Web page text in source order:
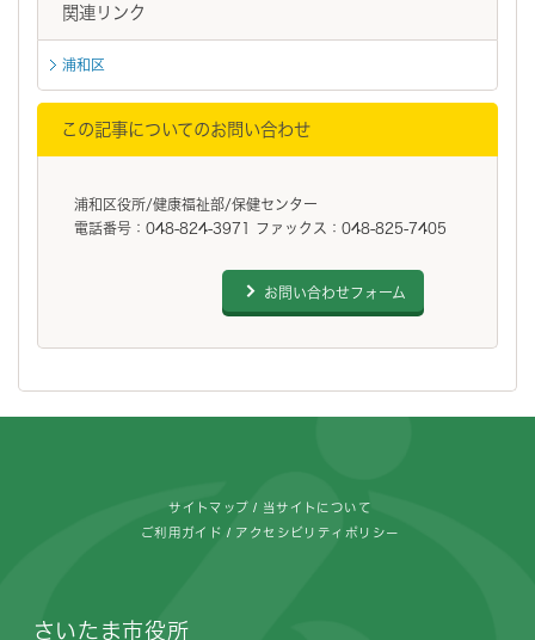
関連リンク
浦和区
この記事についてのお問い合わせ
浦和区役所/健康福祉部/保健センター
電話番号：048-824-3971 ファックス：048-825-7405
お問い合わせフォーム
サイトマップ 当サイトについて
ご利用ガイド アクセシビリティポリシー
さいたま市役所